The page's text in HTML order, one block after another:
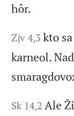
hôr.
Zjv 4,3 kto
karneol.
Sk 14,2 Ale